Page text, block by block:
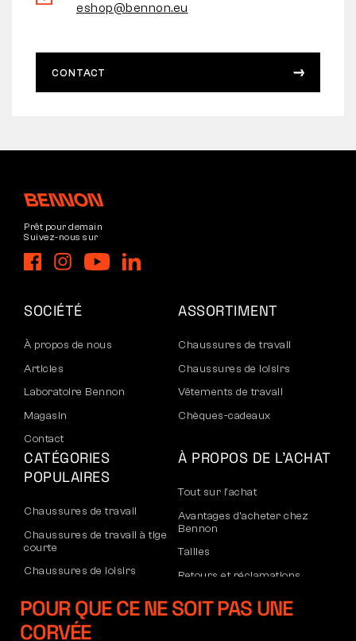
eshop@bennon.eu
CONTACT
Prêt pour demain
Suivez-nous sur
SOCIÉTÉ
À propos de nous
Articles
Laboratoire Bennon
Magasin
Contact
ASSORTIMENT
Chaussures de travail
Chaussures de loisirs
Vêtements de travail
Chèques-cadeaux
CATÉGORIES
POPULAIRES
Chaussures de travail
Chaussures de travail à tige
courte
Chaussures de loisirs
cheville
Pantalons
À PROPOS DE L’ACHAT
Tout sur l’achat
Avantages d’acheter chez
Bennon
Tailles
Retours et réclamations
Transport et paiement
POUR QUE CE NE SOIT PAS UNE
CORVÉE